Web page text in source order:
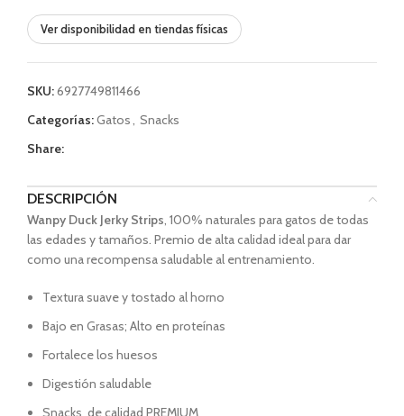
Ver disponibilidad en tiendas físicas
SKU:6927749811466
Categorías:Gatos, Snacks
Share:
DESCRIPCIÓN
Wanpy Duck Jerky Strips, 100% naturales para gatos de todas
las edades y tamaños. Premio de alta calidad ideal para dar
como una recompensa saludable al entrenamiento.
Textura suave y tostado al horno
Bajo en Grasas; Alto en proteínas
Fortalece los huesos
Digestión saludable
Snacks de calidad PREMIUM